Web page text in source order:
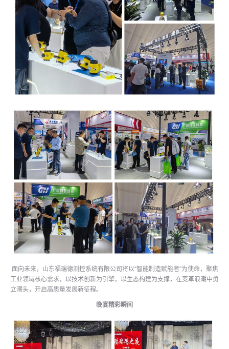
面向未来，山东福瑞德测控系统有限公司将以“智能制造赋能者”为使命，聚焦
工业领域核心需求，以技术创新为引擎，以生态构建为支撑，在变革浪潮中勇
立潮头，开启高质量发展新征程。
晚宴精彩瞬间